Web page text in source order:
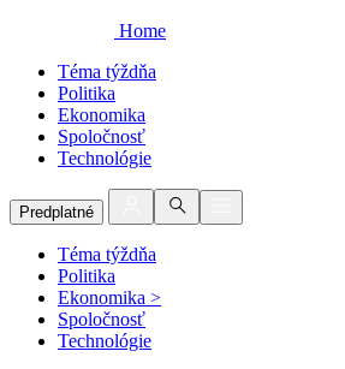
Home
Téma týždňa
Politika
Ekonomika
Spoločnosť
Technológie
Predplatné
Téma týždňa
Politika
Ekonomika >
Spoločnosť
Technológie